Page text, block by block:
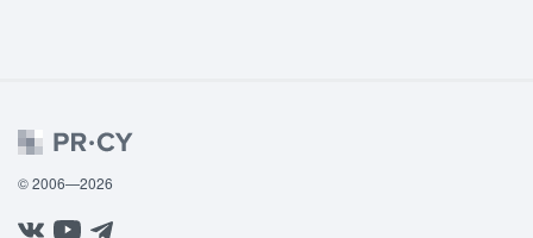
© 2006—2026